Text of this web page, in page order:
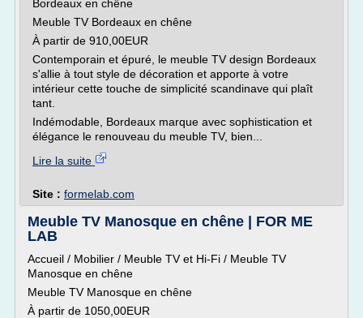
Bordeaux en chêne
Meuble TV Bordeaux en chêne
À partir de 910,00EUR
Contemporain et épuré, le meuble TV design Bordeaux
s'allie à tout style de décoration et apporte à votre
intérieur cette touche de simplicité scandinave qui plaît
tant.
Indémodable, Bordeaux marque avec sophistication et
élégance le renouveau du meuble TV, bien...
Lire la suite
Site : formelab.com
Meuble TV Manosque en chêne | FOR ME
LAB
Accueil / Mobilier / Meuble TV et Hi-Fi / Meuble TV
Manosque en chêne
Meuble TV Manosque en chêne
À partir de 1050,00EUR